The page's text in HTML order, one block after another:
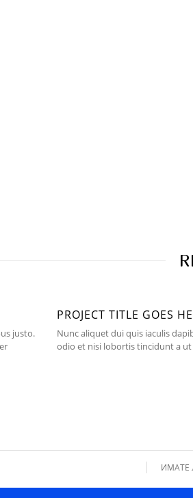
justo.
PROJECT TITLE GOES
Nunc aliquet dui quis iaculis
odio et nisi lobortis tincidunt a ut
ИМАТЕ